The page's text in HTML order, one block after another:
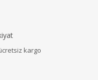
kargo